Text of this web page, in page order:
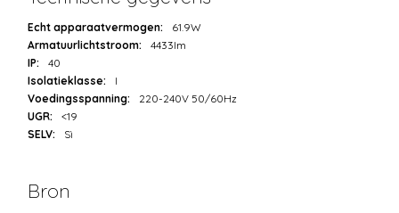
Echt apparaatvermogen:
61.9W
Armatuurlichtstroom:
4433lm
IP:
40
Isolatieklasse:
I
Voedingsspanning:
220-240V 50/60Hz
UGR:
<19
SELV:
Sì
Bron